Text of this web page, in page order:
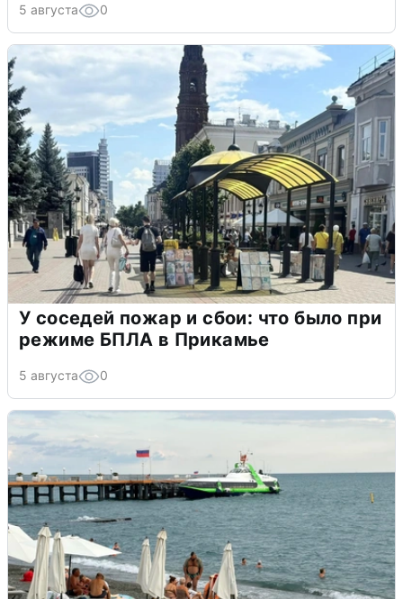
5 августа 0
У соседей пожар и сбои: что было при
режиме БПЛА в Прикамье
5 августа 0